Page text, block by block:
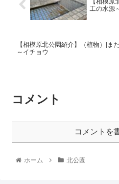
工の水源
【相模原北公園紹介】（植物）|ま
～イチョウ
コメント
コメントを
ホーム 北公園